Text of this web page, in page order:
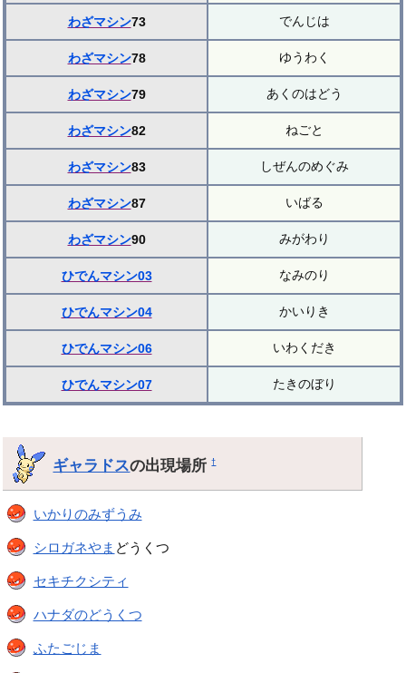
わざマシン73 でんじは
わざマシン78 ゆうわく
わざマシン79 あくのはどう
わざマシン82 ねごと
わざマシン83 しぜんのめぐみ
わざマシン87 いばる
わざマシン90 みがわり
ひでんマシン03 なみのり
ひでんマシン04 かいりき
ひでんマシン06 いわくだき
ひでんマシン07 たきのぼり
ギャラドスの出現場所†
いかりのみずうみ
シロガネやま どうくつ
セキチクシティ
ハナダのどうくつ
ふたごじま